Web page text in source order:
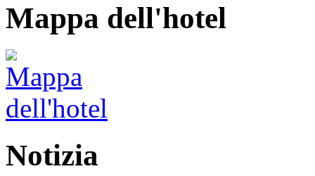
Mappa dell'hotel
Notizia